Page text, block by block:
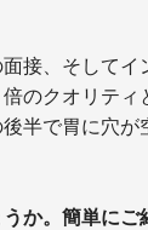
接、そして
のクオリテ
半で胃に穴
か。簡単にご